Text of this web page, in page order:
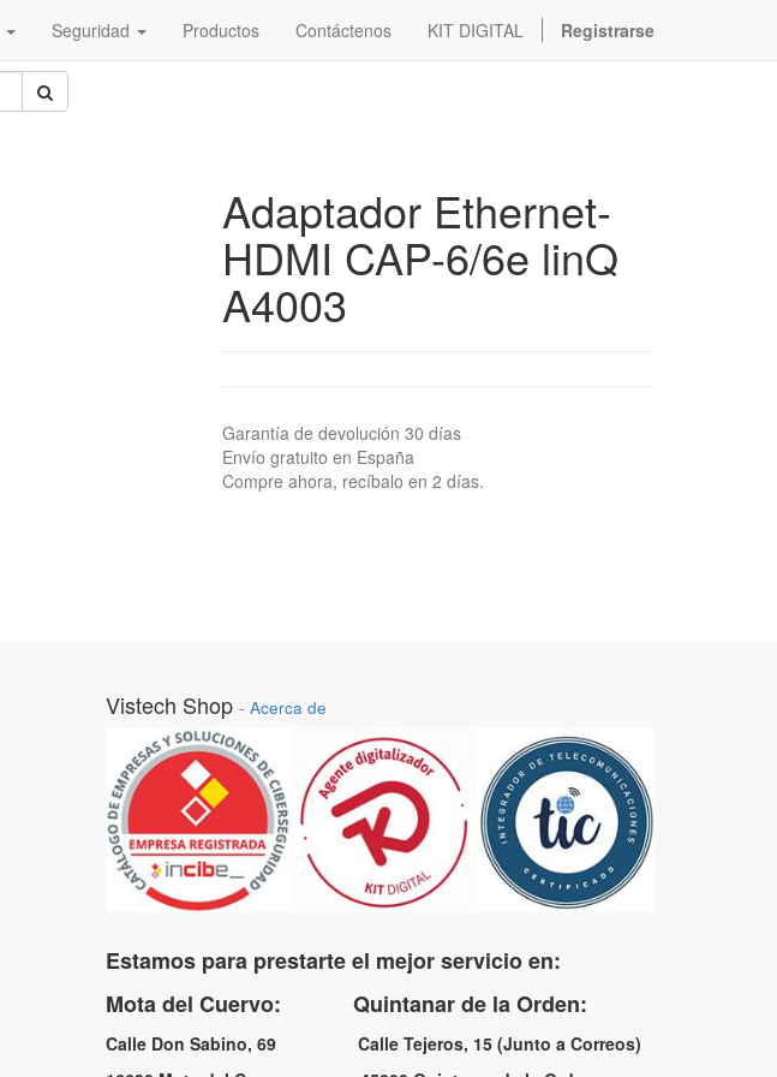
Seguridad Productos Contáctenos KIT DIGITAL Registrarse
Adaptador Ethernet-
HDMI CAP-6/6e linQ
A4003
Garantía de devolución 30 días
Envío gratuito en España
Compre ahora, recíbalo en 2 días.
Vistech Shop - Acerca de
Estamos para prestarte el mejor servicio en:
Mota del Cuervo: Quintanar de la Orden:
Calle Don Sabino, 69 Calle Tejeros, 15 (Junto a Correos)